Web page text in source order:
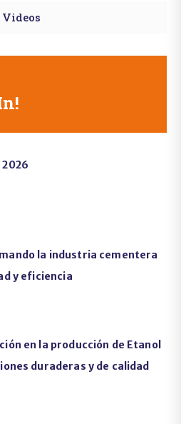
Videos
la industria cementera
y eficiencia
en la producción de Etanol
duraderas y de calidad